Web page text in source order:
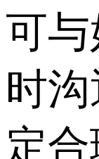
可
时
定